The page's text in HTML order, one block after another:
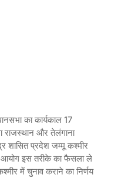
का कार्यकाल 17
राजस्थान और तेलंगाना
शासित प्रदेश जम्मू कश्मीर
आयोग इस तरीके का फैसला ले
में चुनाव कराने का निर्णय